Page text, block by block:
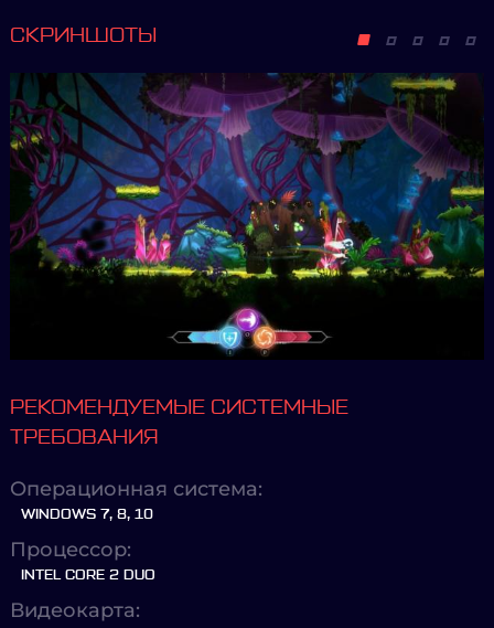
СКРИНШОТЫ
РЕКОМЕНДУЕМЫЕ СИСТЕМНЫЕ
ТРЕБОВАНИЯ
Операционная система:
WINDOWS 7, 8, 10
Процессор:
INTEL CORE 2 DUO
Видеокарта: